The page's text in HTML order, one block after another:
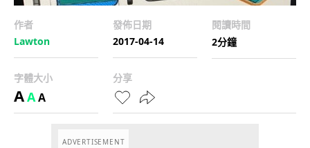
作者
Lawton
發佈日期
2017-04-14
閱讀時間
2分鐘
字體大小
AAA
分享
ADVERTISEMENT